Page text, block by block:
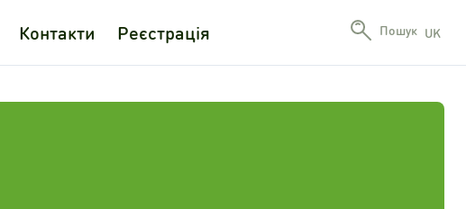
Контакти Реєстрація Пошук UK